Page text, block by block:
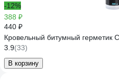
-12%
388 ₽
440 ₽
Кровельный битумный герметик
3.9(33)
В корзину